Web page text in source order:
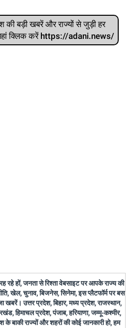
की बड़ी खबरें और राज्‍यों से जुड़ी हर
क्लिक करें https://adani.news/
रहे हों, जनता से रिश्ता वेबसाइट पर आपके राज्य की
खेल, चुनाव, बिजनेस, सिनेमा, इस प्लैटफॉर्म पर बस
खबरें। उत्तर प्रदेश, बिहार, मध्य प्रदेश, राजस्थान,
हिमाचल प्रदेश, पंजाब, हरियाणा, जम्मू-कश्मीर,
बाकी राज्यों और शहरों की कोई जानकारी हो, हम